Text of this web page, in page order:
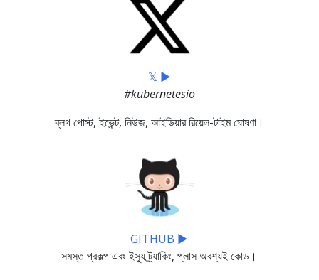
𝕏 ▶
#kubernetesio
ব্লগ পোস্ট, ইভেন্ট, নিউজ, আইডিয়ার রিয়েল-টাইম ঘোষণা।
GITHUB ▶
সমস্ত প্রকল্প এবং ইস্যু ট্র্যাকিং, প্লাস অবশ্যই কোড।